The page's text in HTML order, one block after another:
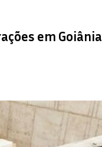
em Goiânia